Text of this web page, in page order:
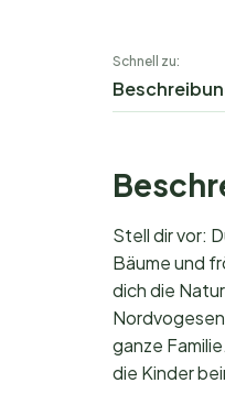
Schnell zu:
Stell dir vor:
Bäume und
dich die
ganze
die Kinder